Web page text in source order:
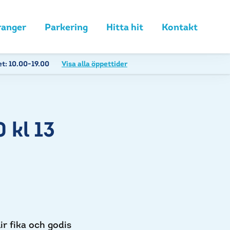
Parkering Hitta hit Kontakt
10.00-19.00 Visa alla öppettider
kl 13
fika och godis